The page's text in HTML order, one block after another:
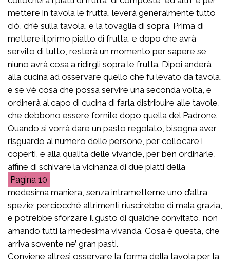
mettere in tavola le frutta, leverà generalmente tutto
ciò, ch’è sulla tavola, e la tovaglia di sopra. Prima di
mettere il primo piatto di frutta, e dopo che avrà
servito di tutto, resterà un momento per sapere se
niuno avrà cosa a ridirgli sopra le frutta. Dipoi anderà
alla cucina ad osservare quello che fu levato da tavola,
e se v’è cosa che possa servire una seconda volta, e
ordinerà al capo di cucina di farla distribuire alle tavole,
che debbono essere fornite dopo quella del Padrone.
Quando si vorrà dare un pasto regolato, bisogna aver
risguardo al numero delle persone, per collocare i
coperti, e alla qualità delle vivande, per ben ordinarle,
affine di schivare la vicinanza di due piatti della
10
medesima maniera, senza intrametterne uno d’altra
spezie; perciocché altrimenti riuscirebbe di mala grazia,
e potrebbe sforzare il gusto di qualche convitato, non
amando tutti la medesima vivanda. Cosa è questa, che
arriva sovente ne’ gran pasti.
Conviene altresì osservare la forma della tavola per la